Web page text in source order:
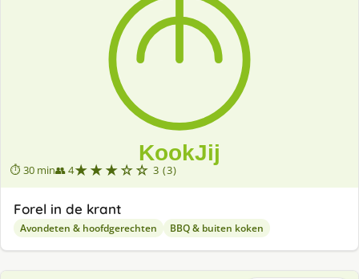
⏱ 30 min👥 4★★★☆☆ 3 (3)
Forel in de krant
Avondeten & hoofdgerechten BBQ & buiten koken